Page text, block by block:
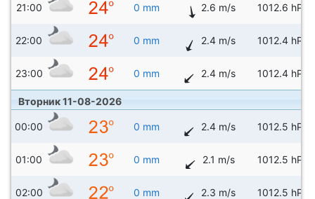
21:00 0 mm 2.6 m/s 1012.6 hPa
22:00 0 mm 2.4 m/s 1012.4 hPa
23:00 0 mm 2.4 m/s 1012.4 hPa
Вторник 11-08-2026
00:00 0 mm 2.4 m/s 1012.5 hPa
01:00 0 mm 2.1 m/s 1012.5 hPa
02:00 0 mm 2.3 m/s 1012.5 hPa